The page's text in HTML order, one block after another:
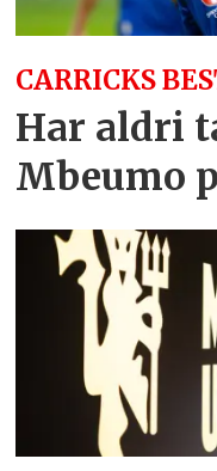
CARRICKS
Har aldri
Mbeumo